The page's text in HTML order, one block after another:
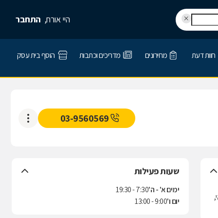
היי אורח, התחבר
חוות דעת מחירונים מדריכים וכתבות הוסף בית עסק
03-9560569
שעות פעילות
ימים א' - ה'7:30 - 19:30
יום ו'9:00 - 13:00